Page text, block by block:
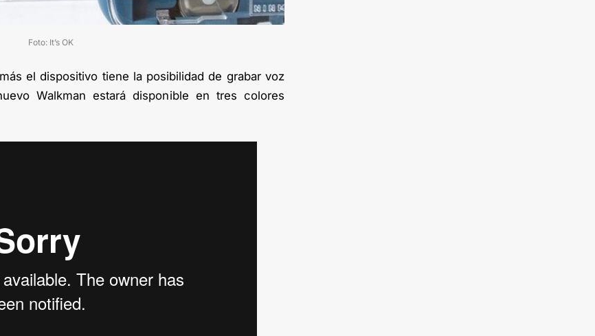
Foto: It’s OK
el dispositivo tiene la posibilidad de grabar voz
Walkman estará disponible en tres colores